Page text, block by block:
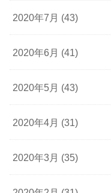
2020年7月 (43)
2020年6月 (41)
2020年5月 (43)
2020年4月 (31)
2020年3月 (35)